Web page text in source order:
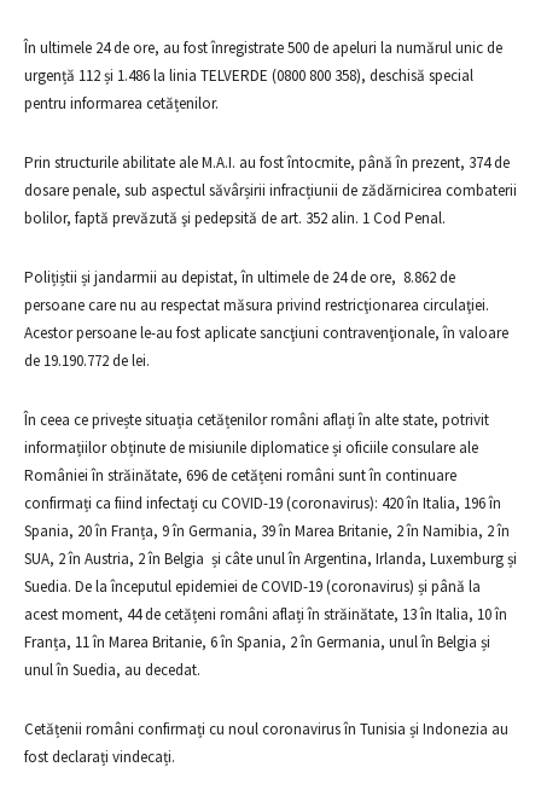
În ultimele 24 de ore, au fost înregistrate 500 de apeluri la numărul unic de
urgență 112 și 1.486 la linia TELVERDE (0800 800 358), deschisă special
pentru informarea cetățenilor.
Prin structurile abilitate ale M.A.I. au fost întocmite, până în prezent, 374 de
dosare penale, sub aspectul săvârșirii infracțiunii de zădărnicirea combaterii
bolilor, faptă prevăzută şi pedepsită de art. 352 alin. 1 Cod Penal.
Polițiștii și jandarmii au depistat, în ultimele de 24 de ore, 8.862 de
persoane care nu au respectat măsura privind restricţionarea circulaţiei.
Acestor persoane le-au fost aplicate sancţiuni contravenţionale, în valoare
de 19.190.772 de lei.
În ceea ce privește situația cetățenilor români aflați în alte state, potrivit
informațiilor obținute de misiunile diplomatice și oficiile consulare ale
României în străinătate, 696 de cetățeni români sunt în continuare
confirmați ca fiind infectați cu COVID-19 (coronavirus): 420 în Italia, 196 în
Spania, 20 în Franța, 9 în Germania, 39 în Marea Britanie, 2 în Namibia, 2 în
SUA, 2 în Austria, 2 în Belgia și câte unul în Argentina, Irlanda, Luxemburg și
Suedia. De la începutul epidemiei de COVID-19 (coronavirus) și până la
acest moment, 44 de cetățeni români aflați în străinătate, 13 în Italia, 10 în
Franța, 11 în Marea Britanie, 6 în Spania, 2 în Germania, unul în Belgia și
unul în Suedia, au decedat.
Cetățenii români confirmați cu noul coronavirus în Tunisia și Indonezia au
fost declarați vindecați.